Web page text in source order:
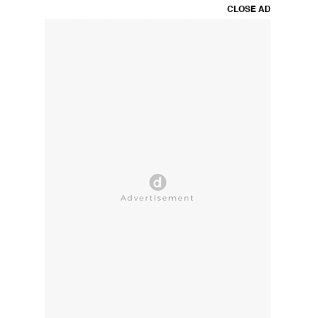
CLOSE AD